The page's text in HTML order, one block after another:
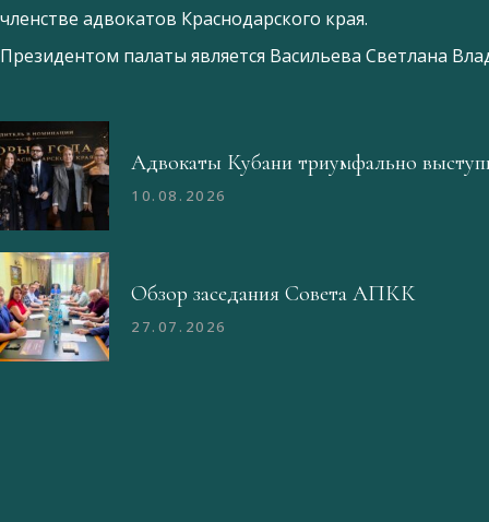
членстве адвокатов Краснодарского края.
Президентом палаты является Ваcильева Светлана
Адвокаты Кубани триумфально
10.08.2026
Обзор заседания Совета АПКК
27.07.2026